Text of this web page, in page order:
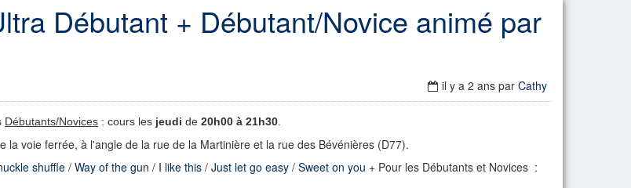
Débutant + Débutant/Novice animé par
il y a 2 ans par Cathy
Débutants/Novices : cours les jeudi de 20h00 à 21h30
la voie ferrée, à l'angle de la rue de la Martinière et la rue des Bévénières (D77).
shuffle/ Way of the gun / I like this / Just let go easy / Sweet on you + Pour les Débutants et Novices :